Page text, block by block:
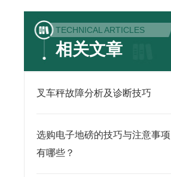
TECHNICAL ARTICLES
相关文章
叉车秤故障分析及诊断技巧
选购电子地磅的技巧与注意事项
有哪些？